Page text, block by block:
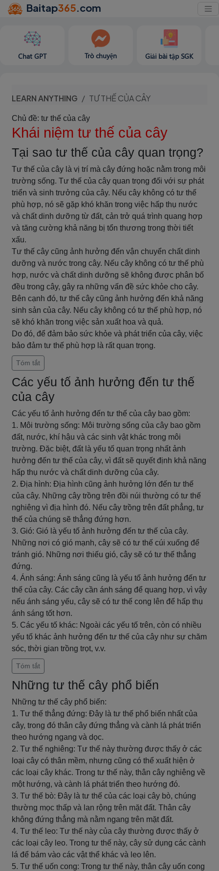
Baitap365.com
Chat GPT Trò chuyện Giải bài tập SGK
LEARN ANYTHING TƯ THẾ CỦA CÂY
Chủ đề: tư thế của cây
Khái niệm tư thế của cây
Tại sao tư thế của cây quan trọng?
Tư thế của cây là vị trí mà cây đứng hoặc nằm trong môi
trường sống. Tư thế của cây quan trọng đối với sự phát
triển và sinh trưởng của cây. Nếu cây không có tư thế
phù hợp, nó sẽ gặp khó khăn trong việc hấp thụ nước
và chất dinh dưỡng từ đất, cản trở quá trình quang hợp
và tăng cường khả năng bị tổn thương trong thời tiết
xấu.
Tư thế cây cũng ảnh hưởng đến vận chuyển chất dinh
dưỡng và nước trong cây. Nếu cây không có tư thế phù
hợp, nước và chất dinh dưỡng sẽ không được phân bố
đều trong cây, gây ra những vấn đề sức khỏe cho cây.
Bên cạnh đó, tư thế cây cũng ảnh hưởng đến khả năng
sinh sản của cây. Nếu cây không có tư thế phù hợp, nó
sẽ khó khăn trong việc sản xuất hoa và quả.
Do đó, để đảm bảo sức khỏe và phát triển của cây, việc
bảo đảm tư thế phù hợp là rất quan trọng.
Tóm tắt
Các yếu tố ảnh hưởng đến tư thế
của cây
Các yếu tố ảnh hưởng đến tư thế của cây bao gồm:
1. Môi trường sống: Môi trường sống của cây bao gồm
đất, nước, khí hậu và các sinh vật khác trong môi
trường. Đặc biệt, đất là yếu tố quan trọng nhất ảnh
hưởng đến tư thế của cây, vì đất sẽ quyết định khả năng
hấp thụ nước và chất dinh dưỡng của cây.
2. Địa hình: Địa hình cũng ảnh hưởng lớn đến tư thế
của cây. Những cây trồng trên đồi núi thường có tư thế
nghiêng vì địa hình đó. Nếu cây trồng trên đất phẳng, tư
thế của chúng sẽ thẳng đứng hơn.
3. Gió: Gió là yếu tố ảnh hưởng đến tư thế của cây.
Những nơi có gió mạnh, cây sẽ có tư thế cúi xuống để
tránh gió. Những nơi thiếu gió, cây sẽ có tư thế thẳng
đứng.
4. Ánh sáng: Ánh sáng cũng là yếu tố ảnh hưởng đến tư
thế của cây. Các cây cần ánh sáng để quang hợp, vì vậy
nếu ánh sáng yếu, cây sẽ có tư thế cong lên để hấp thụ
ánh sáng tốt hơn.
5. Các yếu tố khác: Ngoài các yếu tố trên, còn có nhiều
yếu tố khác ảnh hưởng đến tư thế của cây như sự chăm
sóc, thời gian trồng trọt, v.v.
Tóm tắt
Những tư thế cây phổ biến
Những tư thế cây phổ biến:
1. Tư thế thẳng đứng: Đây là tư thế phổ biến nhất của
cây, trong đó thân cây đứng thẳng và cành lá phát triển
theo hướng ngang và dọc.
2. Tư thế nghiêng: Tư thế này thường được thấy ở các
loại cây có thân mềm, nhưng cũng có thể xuất hiện ở
các loại cây khác. Trong tư thế này, thân cây nghiêng về
một hướng, và cành lá phát triển theo hướng đó.
3. Tư thế bò: Đây là tư thế của các loại cây bò, chúng
thường mọc thấp và lan rộng trên mặt đất. Thân cây
không đứng thẳng mà nằm ngang trên mặt đất.
4. Tư thế leo: Tư thế này của cây thường được thấy ở
các loại cây leo. Trong tư thế này, cây sử dụng các cành
lá để bám vào các vật thể khác và leo lên.
5. Tư thế uốn cong: Trong tư thế này, thân cây uốn cong